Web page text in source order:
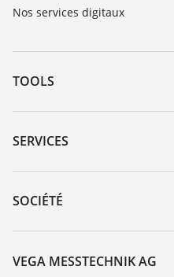
Nos services digitaux
TOOLS
Téléchargements
Recherche par numéro de série
DTM Collection/PACTware
SERVICES
Retour d'appareil
Formations
Liste de compatibilité chimique
SOCIÉTÉ
À propos de VEGA
Contact
VEGA MESSTECHNIK AG